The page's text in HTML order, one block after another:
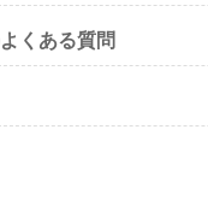
くある質問